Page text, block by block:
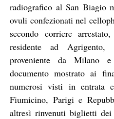
radiografico al San Biagio
ovuli confezionati nel
secondo corriere
residente ad
proveniente da Milano
documento mostrato ai
numerosi visti in entrata
Fiumicino, Parigi e
altresì rinvenuti biglietti